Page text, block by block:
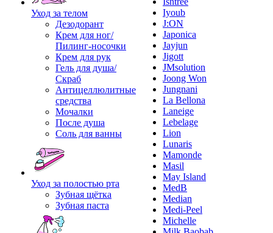
Уход за телом
Дезодорант
Крем для ног/
Пилинг-носочки
Крем для рук
Гель для душа/
Скраб
Антицеллюлитные
средства
Мочалки
После душа
Соль для ванны
Уход за полостью рта
Зубная щётка
Зубная паста
Iyoub
J:ON
Japonica
Jayjun
Jigott
JMsolution
Joong Won
Jungnani
La Bellona
Laneige
Lebelage
Lion
Lunaris
Mamonde
Masil
May Island
MedB
Median
Medi-Peel
Michelle